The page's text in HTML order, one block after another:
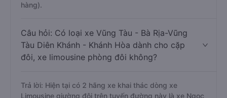
hàng).
Câu hỏi: Có loại xe Vũng Tàu - Bà Rịa-Vũng
Tàu Diên Khánh - Khánh Hòa dành cho cặp
đôi, xe limousine phòng đôi không?
Trả lời: Hiện tại có 2 hãng xe khai thác dòng xe
Limousine giường đôi trên tuyến đường này là xe Ngọc